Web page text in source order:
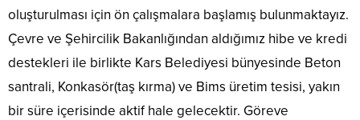
oluşturulması için ön çalışmalara başlamış bulunmaktayız.
Çevre ve Şehircilik Bakanlığından aldığımız hibe ve kredi
destekleri ile birlikte Kars Belediyesi bünyesinde Beton
santrali, Konkasör(taş kırma) ve Bims üretim tesisi, yakın
bir süre içerisinde aktif hale gelecektir. Göreve